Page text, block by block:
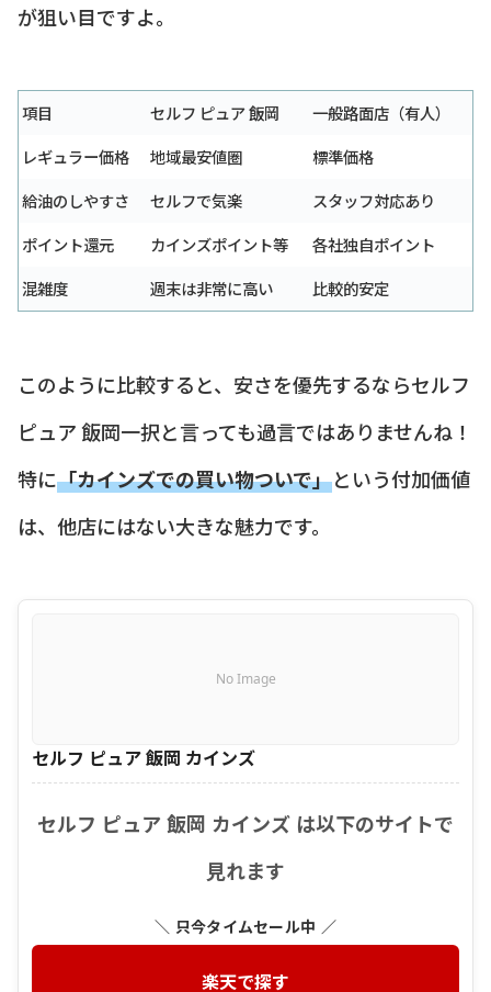
が狙い目ですよ。
項目 セルフ ピュア 飯岡
一般路面店（有人）
レギュラー価格
地域最安値圏
標準価格
給油のしやすさ
セルフで気楽
スタッフ対応あり
ポイント還元
カインズポイント等
各社独自ポイント
混雑度
週末は非常に高い 比較的安定
このように比較すると、安さを優先するならセルフ
ピュア 飯岡一択と言っても過言ではありませんね！
特に「カインズでの買い物ついで」という付加価値
は、他店にはない大きな魅力です。
No Image
セルフ ピュア 飯岡 カインズ
セルフ ピュア 飯岡 カインズ は以下のサイトで
見れます
＼ 只今タイムセール中 ／
楽天で探す